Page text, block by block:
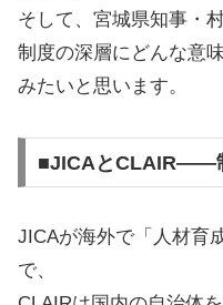
そして、宮城県知事・
制度の深層にどんな意
みたいと思います。
■JICAとCLAIR——
JICAが海外で「人材育
で、